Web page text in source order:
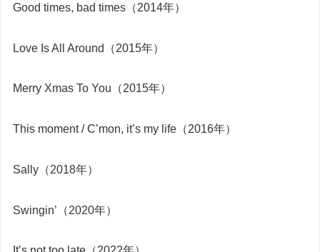
Good times, bad times（2014年）
Love Is All Around（2015年）
Merry Xmas To You（2015年）
This moment / C’mon, it’s my life（2016年）
Sally（2018年）
Swingin’（2020年）